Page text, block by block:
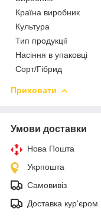
Країна виробник
Культура
Тип продукції
Насіння в упаковці
Сорт/Гібрид
Приховати
Умови доставки
Нова Пошта
Укрпошта
Самовивіз
Доставка кур'єром